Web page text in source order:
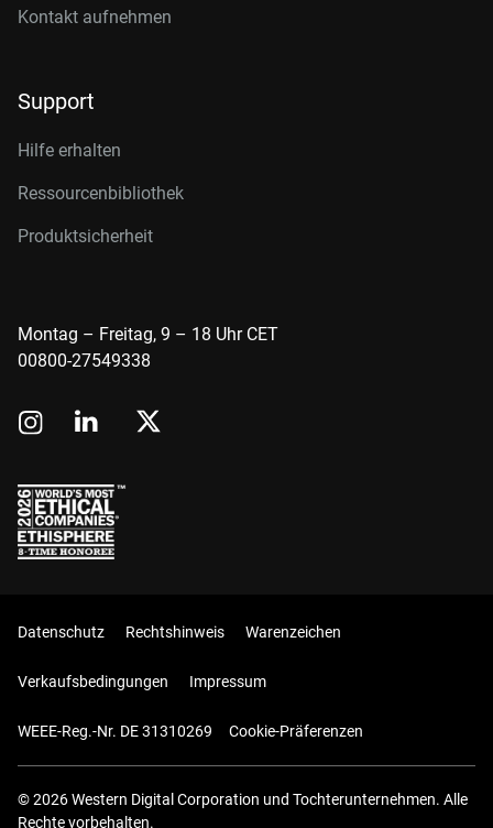
Kontakt aufnehmen
Support
Hilfe erhalten
Ressourcenbibliothek
Produktsicherheit
Montag – Freitag, 9 – 18 Uhr CET
00800-27549338
Datenschutz Rechtshinweis Warenzeichen
Verkaufsbedingungen Impressum
WEEE-Reg.-Nr. DE 31310269 Cookie-Präferenzen
© 2026 Western Digital Corporation und Tochterunternehmen. Alle
Rechte vorbehalten.